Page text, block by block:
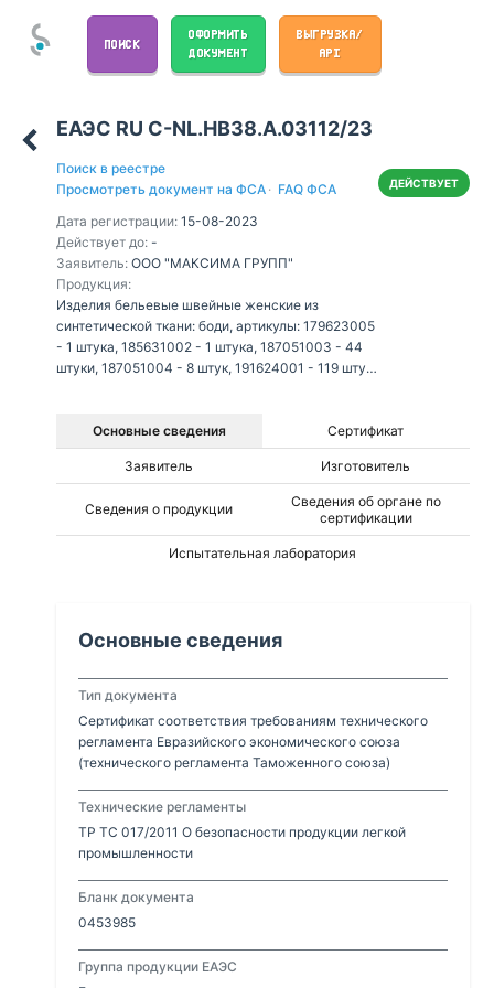
ПОИСК
ОФОРМИТЬ
ДОКУМЕНТ
ВЫГРУЗКА/
API
ЕАЭС RU С-NL.НВ38.А.03112/23
Поиск в реестре
Просмотреть документ на ФСА · FAQ ФСА
Дата регистрации: 15-08-2023
Действует до: -
Заявитель: ООО "МАКСИМА ГРУПП"
Продукция:
Изделия бельевые швейные женские из
синтетической ткани: боди, артикулы: 179623005
- 1 штука, 185631002 - 1 штука, 187051003 - 44
штуки, 187051004 - 8 штук, 191624001 - 119 штук,
192149001 - 66 штук, 192151001 - 2 штуки,
196830001 - 59 штук, 196830010 - 62 штуки,
ДЕЙСТВУЕТ
Основные сведения Сертификат
Заявитель Изготовитель
Сведения о продукции
Сведения об органе по
сертификации
Испытательная лаборатория
Основные сведения
Тип документа
Сертификат соответствия требованиям технического
регламента Евразийского экономического союза
(технического регламента Таможенного союза)
Технические регламенты
ТР ТС 017/2011 О безопасности продукции легкой
промышленности
Бланк документа
0453985
Группа продукции ЕАЭС